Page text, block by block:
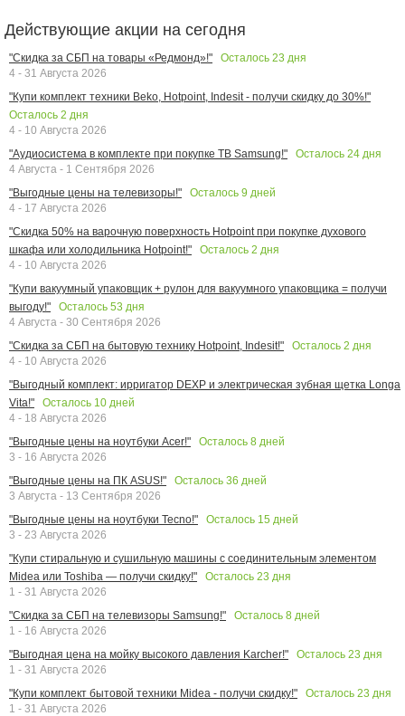
Действующие акции на сегодня
"Скидка за СБП на товары «Редмонд»!" Осталось 23 дня
4 - 31 Августа 2026
"Купи комплект техники Beko, Hotpoint, Indesit - получи скидку до 30%!"
Осталось 2 дня
4 - 10 Августа 2026
"Аудиосистема в комплекте при покупке ТВ Samsung!"
Осталось 24 дня
4 Августа - 1 Сентября 2026
"Выгодные цены на телевизоры!"
Осталось 9 дней
4 - 17 Августа 2026
"Скидка 50% на варочную поверхность Hotpoint при покупке духового
шкафа или холодильника Hotpoint!"
Осталось 2 дня
4 - 10 Августа 2026
"Купи вакуумный упаковщик + рулон для вакуумного упаковщика = получи
выгоду!"
Осталось 53 дня
4 Августа - 30 Сентября 2026
"Скидка за СБП на бытовую технику Hotpoint, Indesit!"
Осталось 2 дня
4 - 10 Августа 2026
"Выгодный комплект: ирригатор DEXP и электрическая зубная щетка Longa
Vita!"
Осталось 10 дней
4 - 18 Августа 2026
"Выгодные цены на ноутбуки Acer!"
Осталось 8 дней
3 - 16 Августа 2026
"Выгодные цены на ПК ASUS!"
Осталось 36 дней
3 Августа - 13 Сентября 2026
"Выгодные цены на ноутбуки Tecno!"
Осталось 15 дней
3 - 23 Августа 2026
"Купи стиральную и сушильную машины с соединительным элементом
Midea или Toshiba — получи скидку!"
Осталось 23 дня
1 - 31 Августа 2026
"Скидка за СБП на телевизоры Samsung!"
Осталось 8 дней
1 - 16 Августа 2026
"Выгодная цена на мойку высокого давления Karcher!"
Осталось 23 дня
1 - 31 Августа 2026
"Купи комплект бытовой техники Midea - получи скидку!"
Осталось 23 дня
1 - 31 Августа 2026